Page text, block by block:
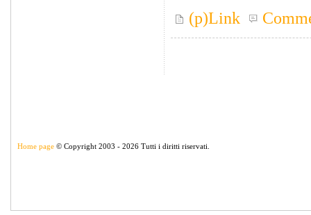
(p)Link
Home page © Copyright 2003 - 2026 Tutti i diritti riservati.